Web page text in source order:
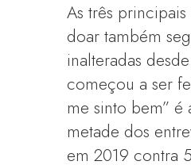
As três
doar também
inalteradas
começou a ser
me sinto bem” é
metade dos
em 2019 contra